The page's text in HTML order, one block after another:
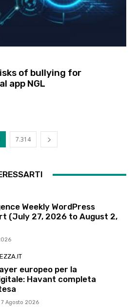
of bullying for
app NGL
7.314
Weekly WordPress
(July 27, 2026 to August 2,
europeo per la
Havant completa
7 Agosto 2026